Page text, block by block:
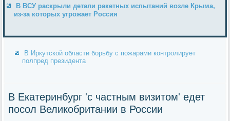
В ВСУ раскрыли детали ракетных испытаний возле Крыма,
из-за которых угрожает Россия
В Иркутской области борьбу с пожарами контролирует
полпред президента
В Екатеринбург 'с частным визитом' едет
посол Великобритании в России